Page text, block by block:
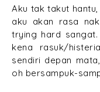
Aku tak takut
aku akan rasa
trying hard
kena rasuk/
sendiri depan
oh bersampuk-